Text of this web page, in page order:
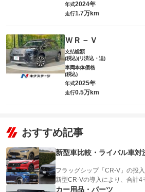
年式2024年
走行1.7万km
ＷＲ－Ｖ
支払総額
(税込)(リ済込・追)
車両本体価格
(税込)
年式2025年
走行0.5万km
おすすめ記事
新型車比較・ライバル車対
フラッグシップ「CR-V」の投
新型CR-Vの導入により、合計
カー用品・パーツ